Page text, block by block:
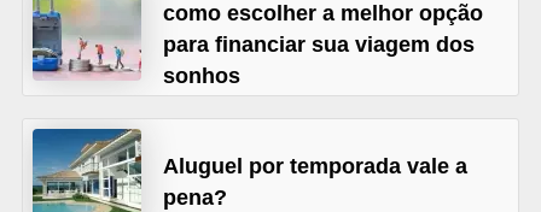
como escolher a melhor opção
para financiar sua viagem dos
sonhos
Aluguel por temporada vale a
pena?
C
â
m
b
i
o